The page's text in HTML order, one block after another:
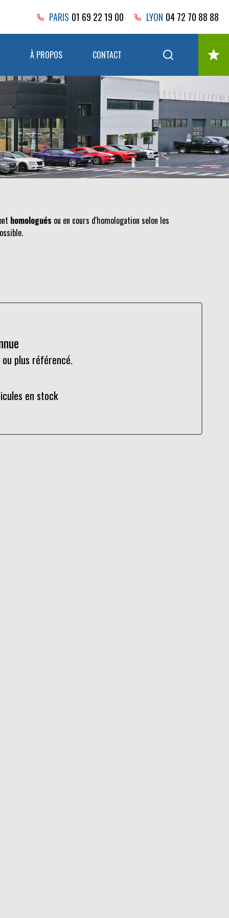
PARIS 01 69 22 19 00 LYON 04 72 70 88 88
À PROPOS CONTACT
homologués ou en cours d'homologation selon les
plus référencé.
en stock